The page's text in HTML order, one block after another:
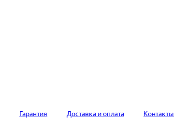
Гарантия Доставка и оплата Контакты